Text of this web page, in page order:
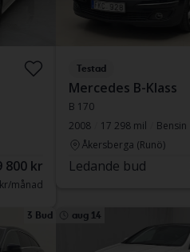
800 kr
månad
Testad
Mercedes B-Klass
B 170
2008
17 298 mil
Bensin
Åkersberga (Runö)
Ledande bud
3 Bud aug 14